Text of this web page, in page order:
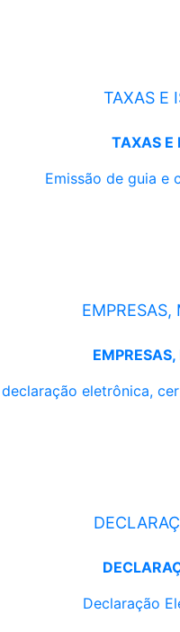
TAXAS E
TAXAS E
Emissão de guia e
eletrônica,
Declaração